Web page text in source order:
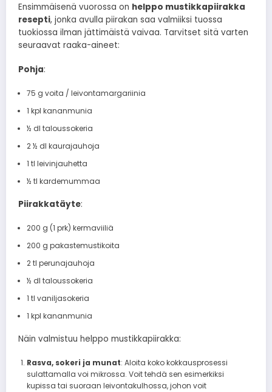
Ensimmäisenä vuorossa on helppo mustikkapiirakka
resepti, jonka avulla piirakan saa valmiiksi tuossa
tuokiossa ilman jättimäistä vaivaa. Tarvitset sitä varten
seuraavat raaka-aineet:
Pohja:
75 g voita / leivontamargariinia
1 kpl kananmunia
½ dl taloussokeria
2 ½ dl kaurajauhoja
1 tl leivinjauhetta
½ tl kardemummaa
Piirakkatäyte:
200 g (1 prk) kermaviiliä
200 g pakastemustikoita
2 tl perunajauhoja
½ dl taloussokeria
1 tl vaniljasokeria
1 kpl kananmunia
Näin valmistuu helppo mustikkapiirakka:
Rasva, sokeri ja munat: Aloita koko kokkausprosessi
sulattamalla voi mikrossa. Voit tehdä sen esimerkiksi
kupissa tai suoraan leivontakulhossa, johon voit